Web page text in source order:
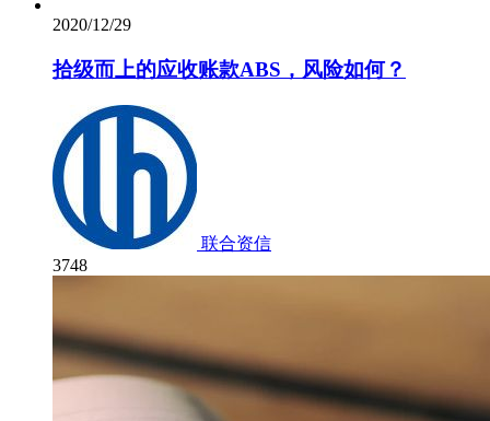
2020/12/29
拾级而上的应收账款ABS，风险如何？
联合资信
3748